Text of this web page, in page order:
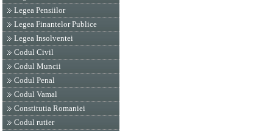
Legea Pensiilor
Legea Finantelor Publice
Legea Insolventei
Codul Civil
Codul Muncii
Codul Penal
Codul Vamal
Constitutia Romaniei
Codul rutier